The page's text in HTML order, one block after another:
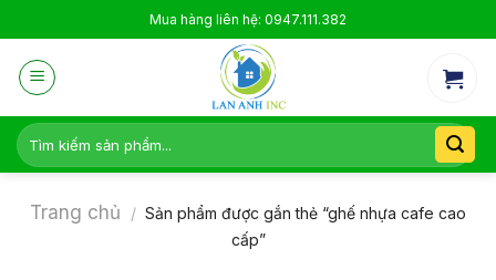
to
content
Mua hàng liên hệ: 0947.111.382
Tìm
kiếm:
Trang chủ / Sản phẩm được gắn thẻ “ghế nhựa cafe cao
cấp”